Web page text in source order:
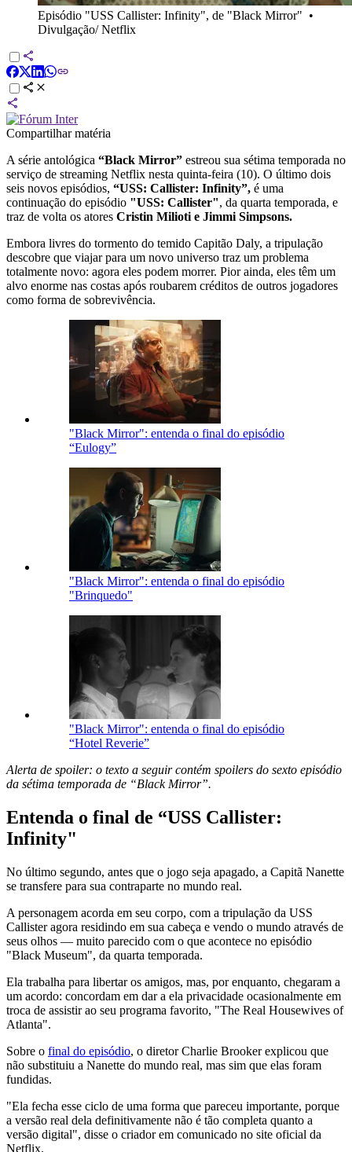
Episódio "USS Callister: Infinity", de "Black Mirror" •
Divulgação/ Netflix
Compartilhar matéria
A série antológica “Black Mirror” estreou sua sétima temporada no
serviço de streaming Netflix nesta quinta-feira (10). O último dois
seis novos episódios, “USS: Callister: Infinity”, é uma
continuação do episódio "USS: Callister", da quarta temporada, e
traz de volta os atores Cristin Milioti e Jimmi Simpsons.
Embora livres do tormento do temido Capitão Daly, a tripulação
descobre que viajar para um novo universo traz um problema
totalmente novo: agora eles podem morrer. Pior ainda, eles têm um
alvo enorme nas costas após roubarem créditos de outros jogadores
como forma de sobrevivência.
"Black Mirror": entenda o final do episódio
“Eulogy”
"Black Mirror": entenda o final do episódio
"Brinquedo"
"Black Mirror": entenda o final do episódio
“Hotel Reverie”
Alerta de spoiler: o texto a seguir contém spoilers do sexto episódio
da sétima temporada de “Black Mirror”.
Entenda o final de “USS Callister:
Infinity"
No último segundo, antes que o jogo seja apagado, a Capitã Nanette
se transfere para sua contraparte no mundo real.
A personagem acorda em seu corpo, com a tripulação da USS
Callister agora residindo em sua cabeça e vendo o mundo através de
seus olhos — muito parecido com o que acontece no episódio
"Black Museum", da quarta temporada.
Ela trabalha para libertar os amigos, mas, por enquanto, chegaram a
um acordo: concordam em dar a ela privacidade ocasionalmente em
troca de assistir ao seu programa favorito, "The Real Housewives of
Atlanta".
Sobre o final do episódio, o diretor Charlie Brooker explicou que
não substituiu a Nanette do mundo real, mas sim que elas foram
fundidas.
"Ela fecha esse ciclo de uma forma que pareceu importante, porque
a versão real dela definitivamente não é tão completa quanto a
versão digital", disse o criador em comunicado no site oficial da
Netflix.